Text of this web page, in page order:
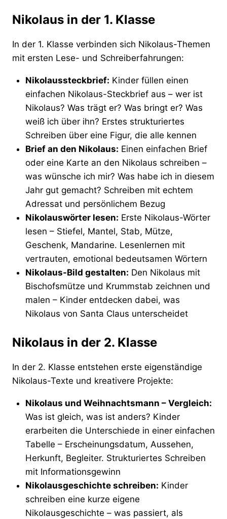
Nikolaus in der 1. Klasse
In der 1. Klasse verbinden sich Nikolaus-Themen
mit ersten Lese- und Schreiberfahrungen:
Nikolaussteckbrief: Kinder füllen einen
einfachen Nikolaus-Steckbrief aus – wer ist
Nikolaus? Was trägt er? Was bringt er? Was
weiß ich über ihn? Erstes strukturiertes
Schreiben über eine Figur, die alle kennen
Brief an den Nikolaus: Einen einfachen Brief
oder eine Karte an den Nikolaus schreiben –
was wünsche ich mir? Was habe ich in diesem
Jahr gut gemacht? Schreiben mit echtem
Adressat und persönlichem Bezug
Nikolauswörter lesen: Erste Nikolaus-Wörter
lesen – Stiefel, Mantel, Stab, Mütze,
Geschenk, Mandarine. Lesenlernen mit
vertrauten, emotional bedeutsamen Wörtern
Nikolaus-Bild gestalten: Den Nikolaus mit
Bischofsmütze und Krummstab zeichnen und
malen – Kinder entdecken dabei, was
Nikolaus von Santa Claus unterscheidet
Nikolaus in der 2. Klasse
In der 2. Klasse entstehen erste eigenständige
Nikolaus-Texte und kreativere Projekte:
Nikolaus und Weihnachtsmann – Vergleich:
Was ist gleich, was ist anders? Kinder
erarbeiten die Unterschiede in einer einfachen
Tabelle – Erscheinungsdatum, Aussehen,
Herkunft, Begleiter. Strukturiertes Schreiben
mit Informationsgewinn
Nikolausgeschichte schreiben: Kinder
schreiben eine kurze eigene
Nikolausgeschichte – was passiert, als